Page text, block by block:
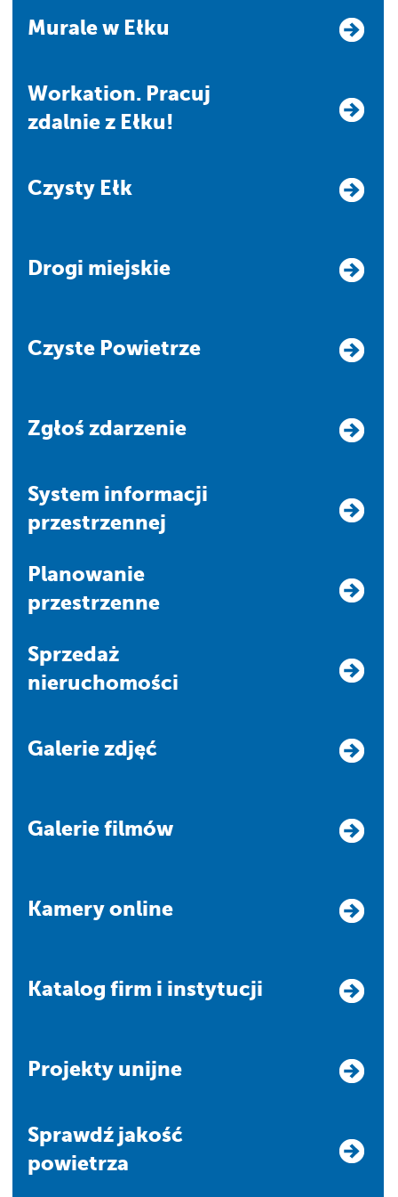
Murale w Ełku
Workation. Pracuj
zdalnie z Ełku!
Czysty Ełk
Drogi miejskie
Czyste Powietrze
Zgłoś zdarzenie
system informacji
przestrzennej
Planowanie
przestrzenne
Sprzedaż
nieruchomości
Galerie zdjęć
Galerie filmów
Kamery online
Katalog firm i instytucji
Projekty unijne
Sprawdź jakość
powietrza